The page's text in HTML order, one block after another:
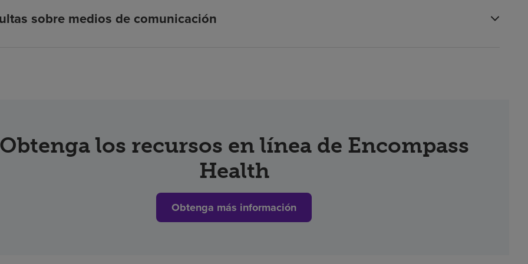
sobre medios de comunicación
los recursos en línea de Encompass
Health
Obtenga más información